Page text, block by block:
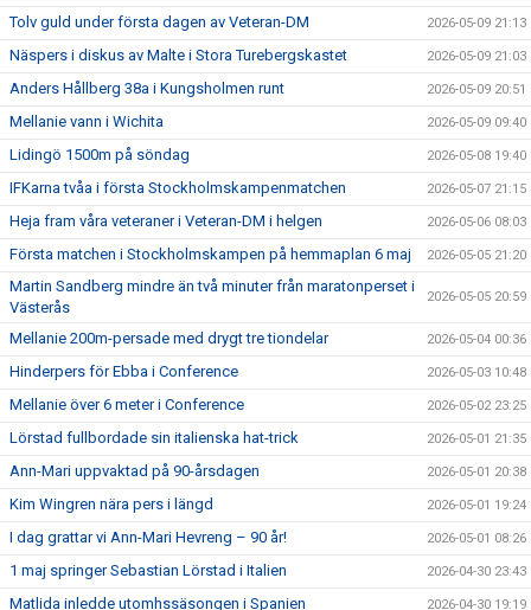
Tolv guld under första dagen av Veteran-DM 2026-05-09 21:13
Näspers i diskus av Malte i Stora Turebergskastet 2026-05-09 21:03
Anders Hållberg 38a i Kungsholmen runt 2026-05-09 20:51
Mellanie vann i Wichita 2026-05-09 09:40
Lidingö 1500m på söndag 2026-05-08 19:40
IFKarna tvåa i första Stockholmskampenmatchen 2026-05-07 21:15
Heja fram våra veteraner i Veteran-DM i helgen 2026-05-06 08:03
Första matchen i Stockholmskampen på hemmaplan 6 maj 2026-05-05 21:20
Martin Sandberg mindre än två minuter från maratonperset i
Västerås
2026-05-05 20:59
Mellanie 200m-persade med drygt tre tiondelar 2026-05-04 00:36
Hinderpers för Ebba i Conference 2026-05-03 10:48
Mellanie över 6 meter i Conference 2026-05-02 23:25
Lörstad fullbordade sin italienska hat-trick 2026-05-01 21:35
Ann-Mari uppvaktad på 90-årsdagen 2026-05-01 20:38
Kim Wingren nära pers i längd 2026-05-01 19:24
I dag grattar vi Ann-Mari Hevreng – 90 år! 2026-05-01 08:26
1 maj springer Sebastian Lörstad i Italien 2026-04-30 23:43
Matlida inledde utomhssäsongen i Spanien 2026-04-30 19:19